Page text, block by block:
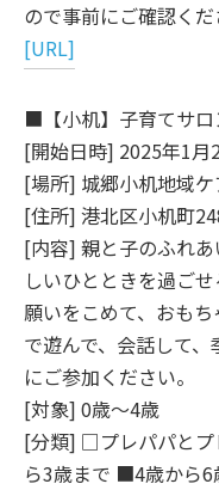
ので事前にご確認くだ
[URL]
■【小机】子育てサロ
[開始日時] 2025年1月
[場所] 城郷小机地域
[住所] 港北区小机町
[内容] 親と子のふれ
しいひとときを過ご
願いをこめて、おも
で遊んで、会話して
にご参加ください。
[対象] 0歳～4歳
[分類] □プレパパと
ら3歳まで ■4歳から6